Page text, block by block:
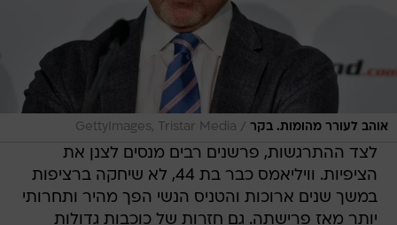
אוהב לעורר מהומות. בקר /
GettyImages, Tristar Media
לצד ההתרגשות, פרשנים רבים מנסים לצנן את
הציפיות. וויליאמס כבר בת 44, לא שיחקה ברציפות
במשך שנים ארוכות והטניס הנשי הפך מהיר ותחרותי
יותר מאז פרישתה. גם חזרות של כוכבות גדולות